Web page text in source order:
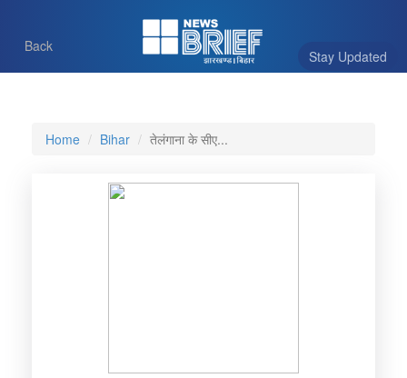
Stay Updated
Back
Home Bihar तेलंगाना के सीए...